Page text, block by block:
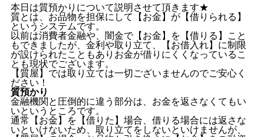
本日は質預かりについて説明させて頂きます★
質とは、お品物を担保にして【お金】が【借りられる】
というシステムです。
以前は消費者金融や、闇金で【お金】を【借りる】こと
もできましたが、金利や取り立て、【お借入れ】に制限
が設けられたこともありお金が借りにくくなっているこ
とも現状でございます。
【質屋】では取り立ては一切ございませんのでご安心く
ださい！
質預かり
金融機関と圧倒的に違う部分は、お金を返さなくてもい
いというところです。
通常【お金】を【借りた】場合、借りる場合には返さな
いといけないため、取り立てをしないといけませんが、